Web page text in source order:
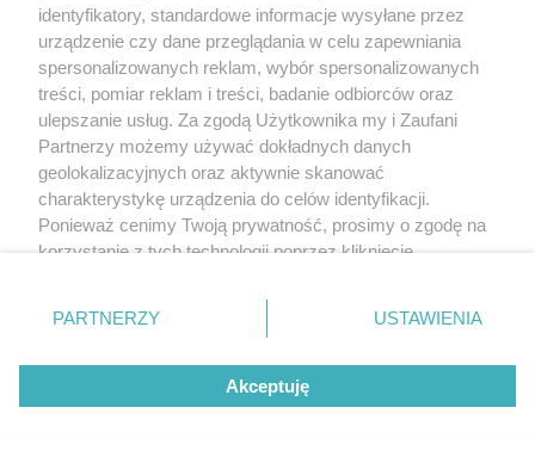
identyfikatory, standardowe informacje wysyłane przez
urządzenie czy dane przeglądania w celu zapewniania
spersonalizowanych reklam, wybór spersonalizowanych
treści, pomiar reklam i treści, badanie odbiorców oraz
ulepszanie usług. Za zgodą Użytkownika my i Zaufani
Partnerzy możemy używać dokładnych danych
geolokalizacyjnych oraz aktywnie skanować
charakterystykę urządzenia do celów identyfikacji.
Ponieważ cenimy Twoją prywatność, prosimy o zgodę na
korzystanie z tych technologii poprzez kliknięcie
zmienić/wycofać klikając przycisk ustawień prywatności
znajdujący się w lewym dolnym rogu strony
rodzaje przetwarzania danych nie wymagają zgody
użytkownika, ale masz prawo sprzeciwić się takiemu
przetwarzaniu. Preferencje będą miały zastosowanie tylko
PARTNERZY USTAWIENIA
Akceptuję